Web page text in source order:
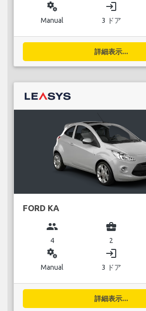
miscellaneous_services
Manual
login
3 ドア
詳細表示...
FORD KA
group
4
business_center
2
miscellaneous_services
Manual
login
3 ドア
詳細表示...